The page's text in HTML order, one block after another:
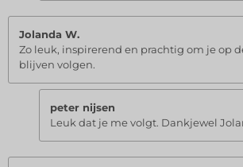
Jolanda W.
Zo leuk, inspirerend en prachtig om je op
blijven volgen.
peter nijsen
Leuk dat je me volgt. Dankjewel